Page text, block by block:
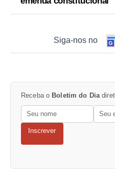
Siga-nos no
Receba o Boletim do Dia
Inscrever